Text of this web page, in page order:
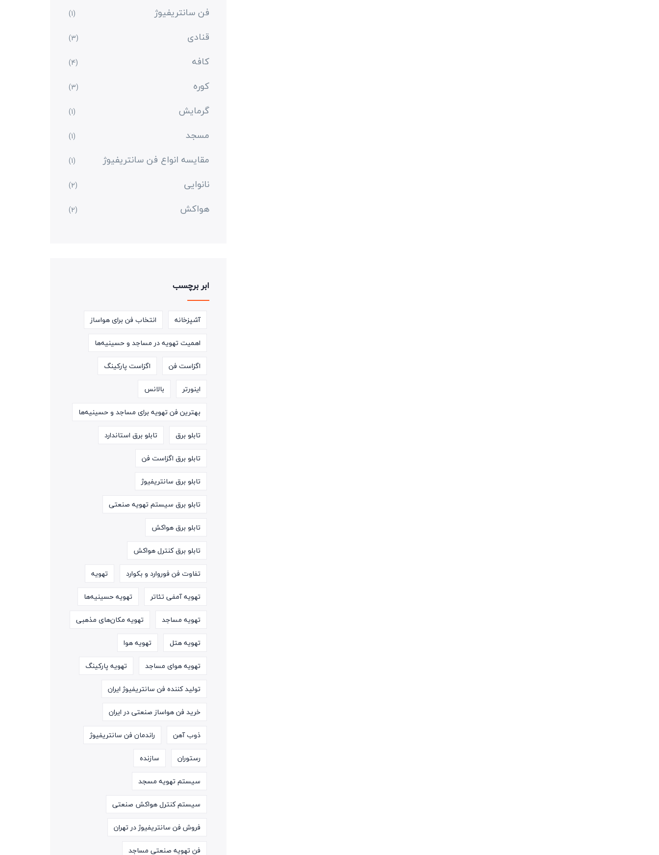
فن سانتریفیوژ (1)
قنادی (3)
کافه (4)
کوره (3)
گرمایش (1)
مسجد (1)
مقایسه انواع فن سانتریفیوژ (1)
نانوایی (2)
هواکش (2)
ابر برچسب
آشپزخانه
انتخاب فن برای هواساز
اهمیت تهویه در مساجد و حسینیه‌ها
اگزاست فن
اگزاست پارکینگ
اینورتر
بالانس
بهترین فن تهویه برای مساجد و حسینیه‌ها
تابلو برق
تابلو برق استاندارد
تابلو برق اگزاست فن
تابلو برق سانتریفیوژ
تابلو برق سیستم تهویه صنعتی
تابلو برق هواکش
تابلو برق کنترل هواکش
تفاوت فن فوروارد و بکوارد
تهویه
تهویه آمفی تئاتر
تهویه حسینیه‌ها
تهویه مساجد
تهویه مکان‌های مذهبی
تهویه هتل
تهویه هوا
تهویه هوای مساجد
تهویه پارکینگ
تولید کننده فن سانتریفیوژ ایران
خرید فن هواساز صنعتی در ایران
ذوب آهن
راندمان فن سانتریفیوژ
رستوران
سازنده
سیستم تهویه مسجد
سیستم کنترل هواکش صنعتی
فروش فن سانتریفیوژ در تهران
فن تهویه صنعتی مساجد